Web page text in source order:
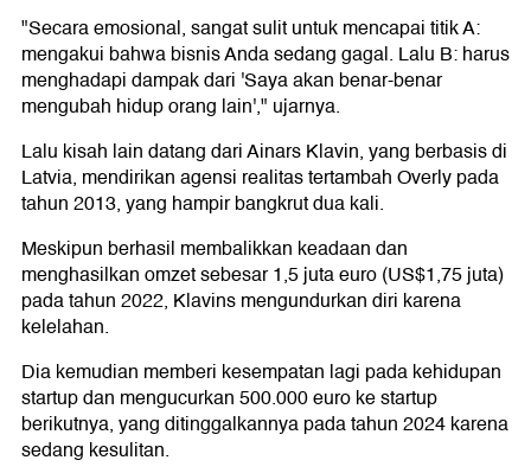
"Secara emosional, sangat sulit untuk mencapai titik A:
mengakui bahwa bisnis Anda sedang gagal. Lalu B: harus
menghadapi dampak dari 'Saya akan benar-benar
mengubah hidup orang lain'," ujarnya.
Lalu kisah lain datang dari Ainars Klavin, yang berbasis di
Latvia, mendirikan agensi realitas tertambah Overly pada
tahun 2013, yang hampir bangkrut dua kali.
Meskipun berhasil membalikkan keadaan dan
menghasilkan omzet sebesar 1,5 juta euro (US$1,75 juta)
pada tahun 2022, Klavins mengundurkan diri karena
kelelahan.
Dia kemudian memberi kesempatan lagi pada kehidupan
startup dan mengucurkan 500.000 euro ke startup
berikutnya, yang ditinggalkannya pada tahun 2024 karena
sedang kesulitan.